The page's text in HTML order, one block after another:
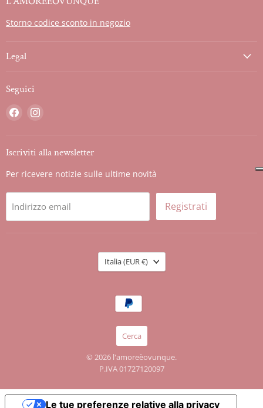
Storno codice sconto in negozio
Legal
Seguici
Trovaci
Iscriviti alla newsletter
Per ricevere notizie sulle ultime novità
Indirizzo email Registrati
Cerca
© 2026 l'amoreèovunque.
P.IVA 01727120097
Nazione
Italia (EUR €)
Le tue preferenze relative alla privacy